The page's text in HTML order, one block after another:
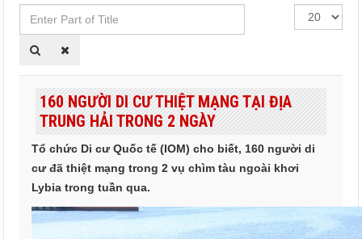
Enter
Part
of
Hiển
thị
160 NGƯỜI DI CƯ THIỆT MẠNG TẠI ĐỊA
TRUNG HẢI TRONG 2 NGÀY
Tổ chức Di cư Quốc tế (IOM) cho biết, 160 người di
cư đã thiệt mạng trong 2 vụ chìm tàu ngoài khơi
Lybia trong tuần qua.